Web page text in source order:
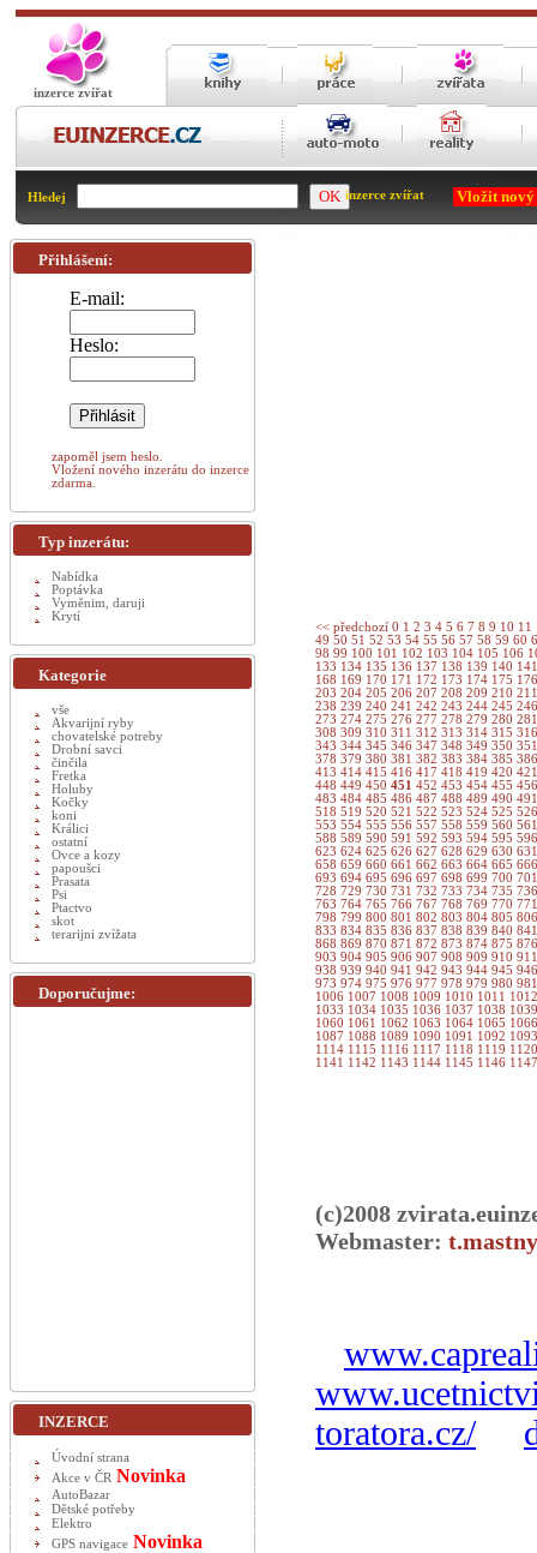
inzerce zvířat
Hledej inzerce zvířat Vložit
<< předchozí 0 1 2 3 4 5 6 7 8 9 10 11
49 50 51 52 53 54 55 56 57 58 59 60
98 99 100 101 102 103 104 105 106
133 134 135 136 137 138 139 140
168 169 170 171 172 173 174 175
203 204 205 206 207 208 209 210
238 239 240 241 242 243 244 245
273 274 275 276 277 278 279 280
308 309 310 311 312 313 314 315
343 344 345 346 347 348 349 350
378 379 380 381 382 383 384 385
413 414 415 416 417 418 419 420
448 449 450 451 452 453 454 455
483 484 485 486 487 488 489 490
518 519 520 521 522 523 524 525
553 554 555 556 557 558 559 560
588 589 590 591 592 593 594 595
623 624 625 626 627 628 629 630
658 659 660 661 662 663 664 665
693 694 695 696 697 698 699 700
728 729 730 731 732 733 734 735
763 764 765 766 767 768 769 770
798 799 800 801 802 803 804 805
833 834 835 836 837 838 839 840
868 869 870 871 872 873 874 875
903 904 905 906 907 908 909 910
938 939 940 941 942 943 944 945
973 974 975 976 977 978 979 980
1006 1007 1008 1009 1010 1011
1033 1034 1035 1036 1037 1038
1060 1061 1062 1063 1064 1065
1087 1088 1089 1090 1091 1092
1114 1115 1116 1117 1118 1119
1141 1142 1143 1144 1145 1146
(c)2008
Webmaster:
toratora.cz/
Přihlášení:
E-mail:
Heslo:
zapoměl jsem heslo.
Vložení nového inzerátu do inzerce
zdarma.
Typ inzerátu:
Nabídka
Poptávka
Vyměnim, daruji
Krytí
Kategorie
vše
Akvarijní ryby
chovatelské potreby
Drobní savci
činčila
Fretka
Holuby
Kočky
koni
Králici
ostatní
Ovce a kozy
papoušci
Prasata
Psi
Ptactvo
skot
terarijni zvížata
Doporučujme:
INZERCE
Úvodní strana
Akce v ČR Novinka
AutoBazar
Dětské potřeby
Elektro
GPS navigace Novinka